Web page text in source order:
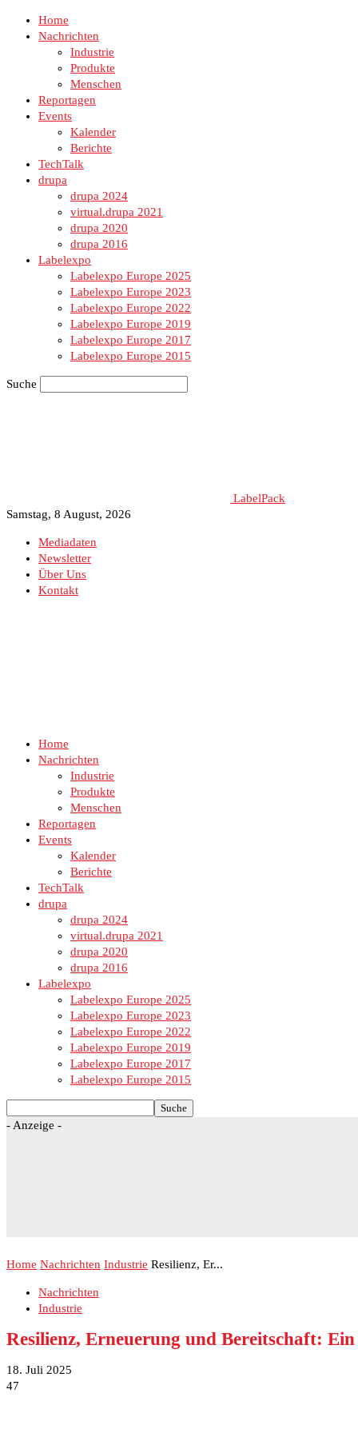
Home
Nachrichten
Industrie
Produkte
Menschen
Reportagen
Events
Kalender
Berichte
TechTalk
drupa
drupa 2024
virtual.drupa 2021
drupa 2020
drupa 2016
Labelexpo
Labelexpo Europe 2025
Labelexpo Europe 2023
Labelexpo Europe 2022
Labelexpo Europe 2019
Labelexpo Europe 2017
Labelexpo Europe 2015
Suche
LabelPack
Samstag, 8 August, 2026
Mediadaten
Newsletter
Über Uns
Kontakt
Home
Nachrichten
Industrie
Produkte
Menschen
Reportagen
Events
Kalender
Berichte
TechTalk
drupa
drupa 2024
virtual.drupa 2021
drupa 2020
drupa 2016
Labelexpo
Labelexpo Europe 2025
Labelexpo Europe 2023
Labelexpo Europe 2022
Labelexpo Europe 2019
Labelexpo Europe 2017
Labelexpo Europe 2015
- Anzeige -
Home Nachrichten Industrie Resilienz, Er...
Nachrichten
Industrie
Resilienz, Erneuerung und Bereitschaft:
18. Juli 2025
47